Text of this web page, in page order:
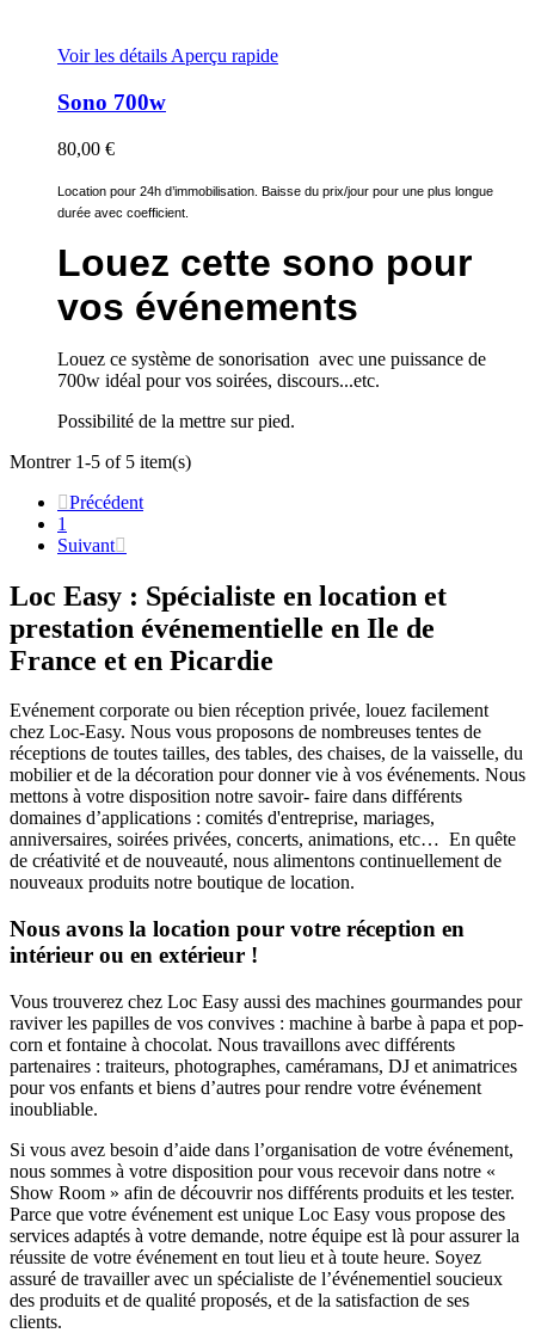
Voir les détails Aperçu rapide
Sono 700w
80,00 €
Location pour 24h d’immobilisation. Baisse du prix/jour pour une plus longue
durée avec coefficient.
Louez cette sono pour
vos événements
Louez ce système de sonorisation avec une puissance de
700w idéal pour vos soirées, discours...etc.
Possibilité de la mettre sur pied.
Montrer 1-5 of 5 item(s)
Précédent
1
Suivant
Loc Easy : Spécialiste en location et
prestation événementielle en Ile de
France et en Picardie
Evénement corporate ou bien réception privée, louez facilement
chez Loc-Easy. Nous vous proposons de nombreuses tentes de
réceptions de toutes tailles, des tables, des chaises, de la vaisselle, du
mobilier et de la décoration pour donner vie à vos événements. Nous
mettons à votre disposition notre savoir- faire dans différents
domaines d’applications : comités d'entreprise, mariages,
anniversaires, soirées privées, concerts, animations, etc… En quête
de créativité et de nouveauté, nous alimentons continuellement de
nouveaux produits notre boutique de location.
Nous avons la location pour votre réception en
intérieur ou en extérieur !
Vous trouverez chez Loc Easy aussi des machines gourmandes pour
raviver les papilles de vos convives : machine à barbe à papa et pop-
corn et fontaine à chocolat. Nous travaillons avec différents
partenaires : traiteurs, photographes, caméramans, DJ et animatrices
pour vos enfants et biens d’autres pour rendre votre événement
inoubliable.
Si vous avez besoin d’aide dans l’organisation de votre événement,
nous sommes à votre disposition pour vous recevoir dans notre «
Show Room » afin de découvrir nos différents produits et les tester.
Parce que votre événement est unique Loc Easy vous propose des
services adaptés à votre demande, notre équipe est là pour assurer la
réussite de votre événement en tout lieu et à toute heure. Soyez
assuré de travailler avec un spécialiste de l’événementiel soucieux
des produits et de qualité proposés, et de la satisfaction de ses
clients.